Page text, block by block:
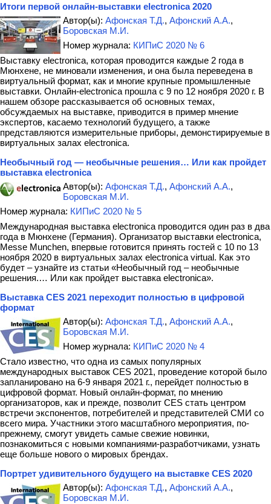
Итоги первой онлайн-выставки electronica 2020
Автор(ы): Афонская Т.Д., Афонский А.А.,
Боровская М.И.
Номер журнала: КИПиС 2020 № 6
Выставку electronica, которая проводится каждые 2 года в
Мюнхене, не миновали изменения, и она была переведена в
виртуальный формат, как и многие крупные промышленные
выставки. Онлайн-electronica прошла с 9 по 12 ноября 2020 г. В
нашем обзоре рассказывается об основных темах,
обсуждаемых на выставке, приводится в пример мнение
экспертов, касаемо технологий будущего, а также
представляются измерительные приборы, демонстирируемые в
виртуальных залах electronica.
Необычный год — необычные решения… Или как пройдет
выставка electronica
Автор(ы): Афонская Т.Д., Афонский А.А.,
Боровская М.И.
Номер журнала: КИПиС 2020 № 5
Международная выставка electronica проводится один раз в два
года в Мюнхене (Германия). Организатор выставки electronica,
Messe Munchen, впервые готовится принять гостей с 10 по 13
ноября 2020 в виртуальных залах electronica virtual. Как это
будет – узнайте из статьи «Необычный год – необычные
решения.… Или как пройдет выставка electronica».
Выставка CES 2021 переходит полностью в цифровой
формат
Автор(ы): Афонская Т.Д., Афонский А.А.,
Боровская М.И.
Номер журнала: КИПиС 2020 № 4
Стало известно, что одна из самых популярных
международных выставок CES 2021, проведение которой было
запланировано на 6-9 января 2021 г., перейдет полностью в
цифровой формат. Новый онлайн-формат, по мнению
организаторов, как и прежде, позволит CES стать центром
встречи экспонентов, потребителей и представителей СМИ со
всего мира. Участники этого масштабного мероприятия, по-
прежнему, смогут увидеть самые свежие новинки,
познакомиться с новыми компаниями-разработчиками, узнать
еще больше нового о мировых брендах.
Портрет удивительного будущего на выставке CES 2020
Автор(ы): Афонская Т.Д., Афонский А.А.,
Боровская М.И.